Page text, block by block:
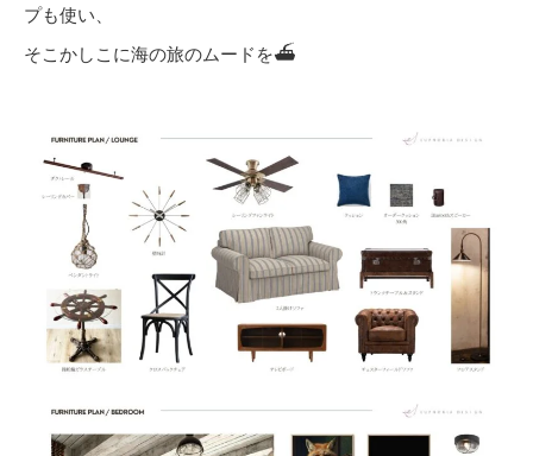
プも使い、
そこかしこに海の旅のムードを⛴